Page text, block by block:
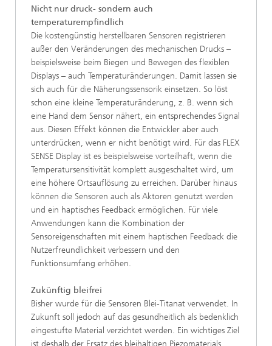
Nicht nur druck- sondern auch
temperaturempfindlich
Die kostengünstig herstellbaren Sensoren registrieren
außer den Veränderungen des mechanischen Drucks –
beispielsweise beim Biegen und Bewegen des flexiblen
Displays – auch Temperaturänderungen. Damit lassen sie
sich auch für die Näherungssensorik einsetzen. So löst
schon eine kleine Temperaturänderung, z. B. wenn sich
eine Hand dem Sensor nähert, ein entsprechendes Signal
aus. Diesen Effekt können die Entwickler aber auch
unterdrücken, wenn er nicht benötigt wird. Für das FLEX
SENSE Display ist es beispielsweise vorteilhaft, wenn die
Temperatursensitivität komplett ausgeschaltet wird, um
eine höhere Ortsauflösung zu erreichen. Darüber hinaus
können die Sensoren auch als Aktoren genutzt werden
und ein haptisches Feedback ermöglichen. Für viele
Anwendungen kann die Kombination der
Sensoreigenschaften mit einem haptischen Feedback die
Nutzerfreundlichkeit verbessern und den
Funktionsumfang erhöhen.
Zukünftig bleifrei
Bisher wurde für die Sensoren Blei-Titanat verwendet. In
Zukunft soll jedoch auf das gesundheitlich als bedenklich
eingestufte Material verzichtet werden. Ein wichtiges Ziel
ist deshalb der Ersatz des bleihaltigen Piezomaterials